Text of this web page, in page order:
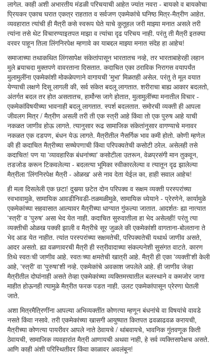
लागेल. काही अशी अभारतीय मंडळी परिचयाची आहेत ज्यांत नवरा - बायको व बायकोचा
प्रियकर एकाच घरात एकत्र राहतात व सर्वजण एकमेकांचे घनिष्ठ मित्र-मैत्रीण आहेत.
व्यवहारात त्यांची ही मैत्री कसे स्वरूप घेते याचे कुतूहल जरी माझ्या मनात असले तरी
त्यांना तसे थेट विचारण्याइतपत माझा व त्यांचा दृढ परिचय नाही. परंतु ती मैत्री इतक्या
वरवर पाहून तिला लिंगनिरपेक्ष म्हणावे का याबद्दल माझ्या मनात संदेह हा आहेच!
समाजाच्या तथाकथित लिंगसापेक्ष संकेतांपासून भारतातच नव्हे, तर भारताबाहेरही लहान
मुले बर्‍याचदा मुक्तपणे वावरताना दिसतात. कदाचित एका ठराविक निरागस वयापर्यंत
मुलामुलींना एकमेकांशी मोकळेपणाने वागायची 'मुभा' मिळतही असेल. परंतु ते मूल वयात
येण्याची लक्षणे दिसू लागली की, सर्व संकेत बदलू लागतात. शरीराचा बाह्य आकार बदलतो,
अंतर्गत बदल तर होत असतातच, हार्मोन्स जागे होतात, मुलामुलींच्या मनातील विचार -
एकमेकांविषयीच्या भावनाही बदलू लागतात. स्पर्श बदलतात. समोरची व्यक्ती ही आपला
जीवलग मित्र / मैत्रीण असली तरी ती एक स्त्री आहे किंवा तो एक पुरुष आहे याची
नकळत जाणीव होऊ लागते. त्यानुसार रूढ सामाजिक संकेतांनुसार वागण्याचे मनावर
नकळत एक दडपण, बंधन येऊ लागते. मैत्रीतील नैसर्गिक भाव कमी होतो. कोणी म्हणेल
की ही कदाचित मैत्रीच्या सच्चेपणाची किंवा परिपक्वतेची कसोटी ठरेल. असेलही तसे
कदाचित! पण या 'व्यावहारिक बंधनांच्या' कसोटीला उतरून, वेळप्रसंगी मान तुकवून,
तडजोड करून टिकवलेल्या - बदलत्या भूमिका स्वीकारलेल्या व त्यातून दृढ झालेल्या
मैत्रीला 'लिंगनिरपेक्ष मैत्री - ओळख' असे नाव देता येईल का, हाही सवाल आहेच!
ही मला दिसलेली एक छटा! दुसर्‍या छटेत दोन परिपक्व व सक्षम व्यक्ती परस्परांच्या
स्वभावामुळे, सामायिक आवडीनिवडी-तळमळीमुळे, सामायिक ध्येयाने - प्रेरणेने, कार्यामुळे
एकमेकांच्या सहवासात आल्यावर मैत्रीच्या धाग्यात गुंफल्या जातात. आदर्शतः ह्या नात्यात
'स्त्री' व 'पुरुष' असा भेद येत नाही. कदाचित सुरुवातीला हा भेद असेलही! परंतु त्या
व्यक्तीची ओळख पक्की झाली व मैत्रीचे सूर जुळले की एकमेकांशी वागताना-बोलताना ते
भेद आड येत नाहीत. त्यांत परस्परांच्या सक्षमतेची, परिपक्वतेची यथार्थ जाणीव असते,
आदर असतो. ह्या वळणावरची मैत्री ही स्त्रीवादाच्या संकल्पनेशी सुसंगत वाटते. कारण
तिथे स्वतःची जाणीव आहे. स्वतःच्या क्षमतेची खात्री आहे. मैत्री ही एका 'व्यक्ती'शी केली
आहे, 'स्त्री' वा 'पुरुषा'शी नव्हे. एकमेकांचे अवकाश जपलेले आहे. ही जाणीव जेव्हा
मैत्रीतील दोघांनाही असते तेव्हा एकमेकांच्या व्यक्तिमत्त्वातील बलस्थाने व कमजोर जागा
माहीत होऊनही त्यामुळे मैत्रीत फरक पडत नाही. उलट एकमेकांपासून प्रेरणा घेतली
जाते.
अशा मित्रमैत्रिणींना आपल्या अभिव्यक्तींत कोणत्या म्हणून बंधनांचे वा विषयांचे वावडे
नसते किंवा नसावे. तरी एकमेकांच्या खासगी आयुष्यात कितपत ढवळाढवळ करायची,
मैत्रीच्या कोणत्या पायरीवर आपले नाते ठेवायचे / थांबवायचे, भावनिक गुंतवणूक किती
ठेवायची, सामाजिक व्यवहारांत मैत्री आणायची अथवा नाही, हे सर्व व्यक्तिसापेक्षच असते.
आणि काही अंशी परिस्थितीवर किंवा काळावर अवलंबून!